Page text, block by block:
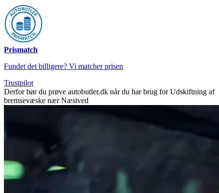
Prismatch
Fundet det billigere? Vi matcher prisen
Trustpilot
Derfor bør du prøve autobutler.dk når du har brug for Udskiftning af
bremsevæske nær Næstved